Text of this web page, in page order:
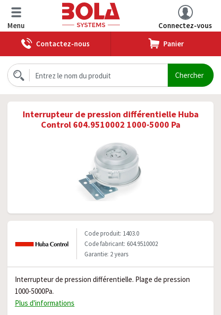
Menu
Connectez-vous
Contactez-nous
Panier
Interrupteur de pression différentielle Huba
Control 604.9510002 1000-5000 Pa
Code produit: 1403.0
Code fabricant: 604.9510002
Garantie: 2 years
Interrupteur de pression différentielle. Plage de pression
1000-5000Pa.
Plus d'informations